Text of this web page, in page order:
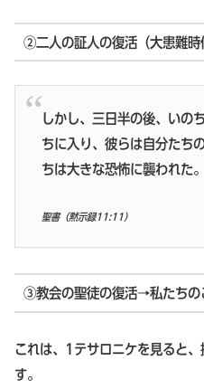
②二人の証人の復活（大患難時
しかし、三日半の後、いの
ちに入り、彼らは自分たち
ちは大きな恐怖に襲われた。
聖書（黙示録11:11）
③教会の聖徒の復活→私たちの
これは、1テサロニケを見ると
す。